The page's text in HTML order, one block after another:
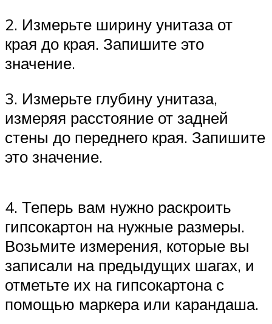
2. Измерьте ширину унитаза от
края до края. Запишите это
значение.
3. Измерьте глубину унитаза,
измеряя расстояние от задней
стены до переднего края. Запишите
это значение.
4. Теперь вам нужно раскроить
гипсокартон на нужные размеры.
Возьмите измерения, которые вы
записали на предыдущих шагах, и
отметьте их на гипсокартона с
помощью маркера или карандаша.